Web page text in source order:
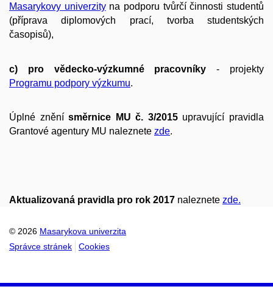
Masarykovy univerzityna podporu tvůrčí činnosti studentů
(příprava diplomových prací, tvorba studentských
časopisů),
c) pro vědecko-výzkumné pracovníky - projekty
Programu podpory výzkumu.
Úplné zněnísměrnice MU č. 3/2015 upravující pravidla
Grantové agentury MU naleznete zde.
Aktualizovaná pravidla pro rok 2017 naleznete zde.
© 2026 Masarykova univerzita
Správce stránek
Cookies